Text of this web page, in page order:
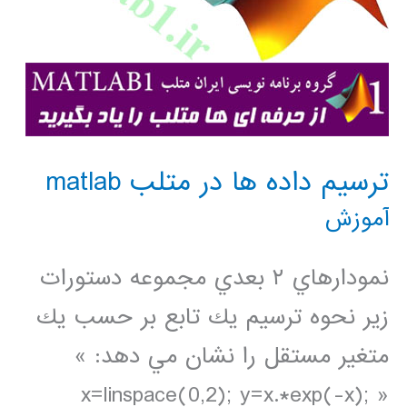
ترسيم داده ها در متلب matlab
آموزش
نمودارهاي ٢ بعدي مجموعه دستورات
زير نحوه ترسيم يك تابع بر حسب يك
متغير مستقل را نشان مي دهد: »
x=linspace(0,2); y=x.*exp(-x); »